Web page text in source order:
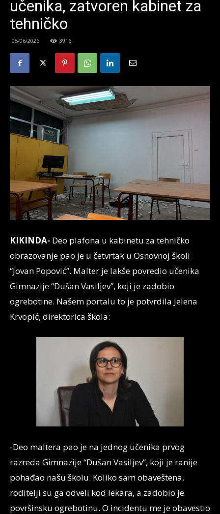
učenika, zatvoren kabinet za
tehničko
05/06/2026 3916
KIKINDA- Deo plafona u kabinetu za tehničko
obrazovanje pao je u četvrtak u Osnovnoj školi
“Jovan Popović”. Malter je lakše povredio učenika
Gimnazije “Dušan Vasiljev”, koji je zadobio
ogrebotine. Našem portalu to je potvrdila Jelena
Krvopić, direktorica škola:
-Deo maltera pao je na jednog učenika prvog
razreda Gimnazije “Dušan Vasiljev”, koji je ranije
pohađao našu školu. Koliko sam obaveštena,
roditelji su ga odveli kod lekara, a zadobio je
površinsku ogrebotinu. O incidentu me je obavestio